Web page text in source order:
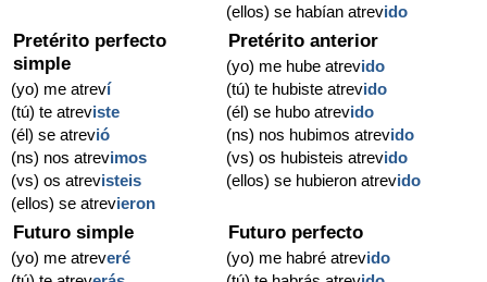
(ellos) se habían atrevido
Pretérito perfecto
simple
(yo) me atreví
(tú) te atreviste
(él) se atrevió
(ns) nos atrevimos
(vs) os atrevisteis
(ellos) se atrevieron
Pretérito anterior
(yo) me hube atrevido
(tú) te hubiste atrevido
(él) se hubo atrevido
(ns) nos hubimos atrevido
(vs) os hubisteis atrevido
(ellos) se hubieron atrevido
Futuro simple
(yo) me atreveré
Futuro perfecto
(yo) me habré atrevido